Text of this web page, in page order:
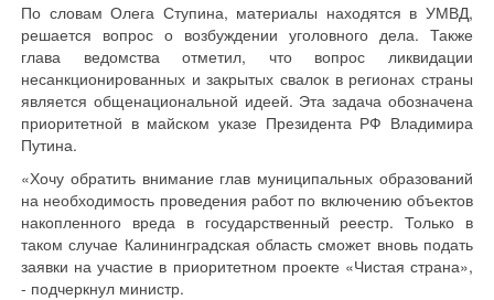
По словам Олега Ступина, материалы находятся в УМВД,
решается вопрос о возбуждении уголовного дела. Также
глава ведомства отметил, что вопрос ликвидации
несанкционированных и закрытых свалок в регионах страны
является общенациональной идеей. Эта задача обозначена
приоритетной в майском указе Президента РФ Владимира
Путина.
«Хочу обратить внимание глав муниципальных образований
на необходимость проведения работ по включению объектов
накопленного вреда в государственный реестр. Только в
таком случае Калининградская область сможет вновь подать
заявки на участие в приоритетном проекте «Чистая страна»,
- подчеркнул министр.